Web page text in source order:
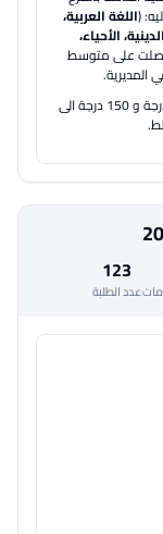
(اللغة العربية،
الأحياء،
على متوسط
: تم تحويل العلامات التي تحتسب من 200 درجة و 150 درجة الى
123
عدد الطلبة